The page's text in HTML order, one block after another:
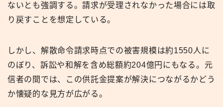
ないとも強調する。請求が受理されなかった場合には取
り戻すことを想定している。
しかし、解散命令請求時点での被害規模は約1550人に
のぼり、訴訟や和解を含め総額約204億円にもなる。元
信者の間では、この供託金提案が解決につながるかどう
か懐疑的な見方が広がる。